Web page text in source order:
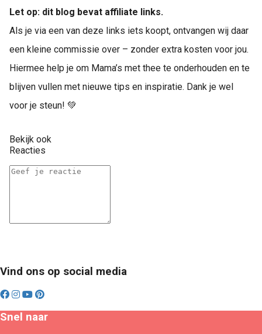
Let op: dit blog bevat affiliate links.
Als je via een van deze links iets koopt, ontvangen wij daar
een kleine commissie over – zonder extra kosten voor jou.
Hiermee help je om Mama’s met thee te onderhouden en te
blijven vullen met nieuwe tips en inspiratie. Dank je wel
voor je steun! 💚
Bekijk ook
Reacties
Vind ons op social media
Snel naar